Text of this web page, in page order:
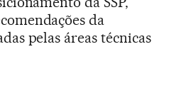
da
pelas áreas técnicas